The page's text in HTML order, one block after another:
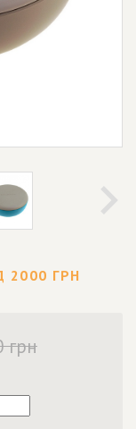
2000 ГРН
грн